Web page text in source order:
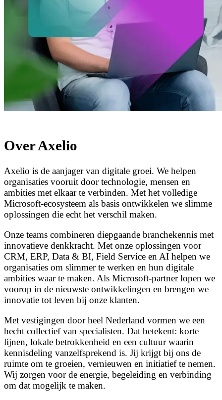
Over Axelio
Axelio is de aanjager van digitale groei. We helpen
organisaties vooruit door technologie, mensen en
ambities met elkaar te verbinden. Met het volledige
Microsoft-ecosysteem als basis ontwikkelen we slimme
oplossingen die echt het verschil maken.
Onze teams combineren diepgaande branchekennis met
innovatieve denkkracht. Met onze oplossingen voor
CRM, ERP, Data & BI, Field Service en AI helpen we
organisaties om slimmer te werken en hun digitale
ambities waar te maken. Als Microsoft-partner lopen we
voorop in de nieuwste ontwikkelingen en brengen we
innovatie tot leven bij onze klanten.
Met vestigingen door heel Nederland vormen we een
hecht collectief van specialisten. Dat betekent: korte
lijnen, lokale betrokkenheid en een cultuur waarin
kennisdeling vanzelfsprekend is. Jij krijgt bij ons de
ruimte om te groeien, vernieuwen en initiatief te nemen.
Wij zorgen voor de energie, begeleiding en verbinding
om dat mogelijk te maken.